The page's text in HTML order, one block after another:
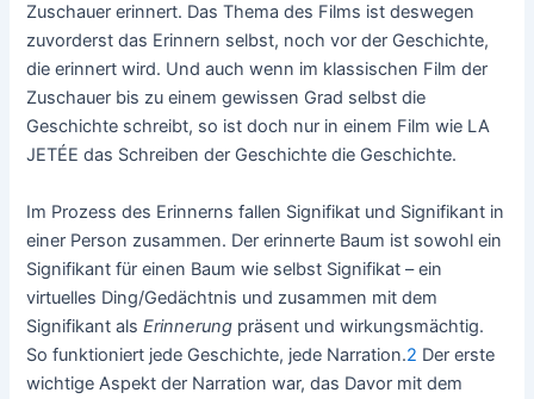
Zuschauer erinnert. Das Thema des Films ist deswegen
zuvorderst das Erinnern selbst, noch vor der Geschichte,
die erinnert wird. Und auch wenn im klassischen Film der
Zuschauer bis zu einem gewissen Grad selbst die
Geschichte schreibt, so ist doch nur in einem Film wie LA
JETÉE das Schreiben der Geschichte die Geschichte.
Im Prozess des Erinnerns fallen Signifikat und Signifikant in
einer Person zusammen. Der erinnerte Baum ist sowohl ein
Signifikant für einen Baum wie selbst Signifikat – ein
virtuelles Ding/Gedächtnis und zusammen mit dem
Signifikant alsErinnerung präsent und wirkungsmächtig.
So funktioniert jede Geschichte, jede Narration.2 Der erste
wichtige Aspekt der Narration war, das Davor mit dem